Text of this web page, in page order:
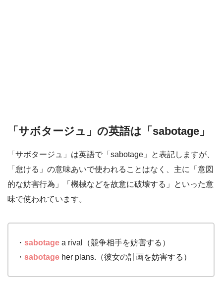
「サボタージュ」の英語は「sabotage」
「サボタージュ」は英語で「sabotage」と表記しますが、
「怠ける」の意味あいで使われることはなく、主に「意図
的な妨害行為」「機械などを故意に破壊する」といった意
味で使われています。
・ sabotage a rival（競争相手を妨害する）
・ sabotage her plans.（彼女の計画を妨害する）